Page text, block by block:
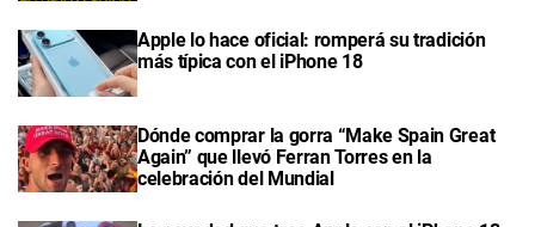
Apple lo hace oficial: romperá su tradición
más típica con el iPhone 18
Dónde comprar la gorra “Make Spain Great
Again” que llevó Ferran Torres en la
celebración del Mundial